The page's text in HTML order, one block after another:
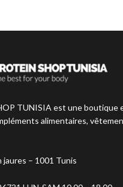
TUNISIA est une boutique
alimentaires,
jaures – 1001 Tunis